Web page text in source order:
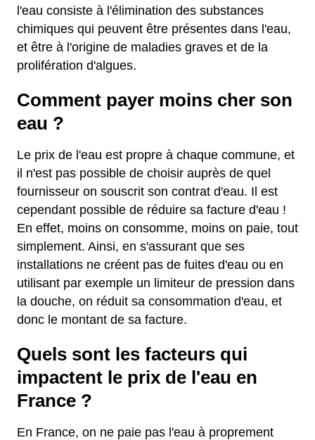
l'eau consiste à l'élimination des substances
chimiques qui peuvent être présentes dans l'eau,
et être à l'origine de maladies graves et de la
prolifération d'algues.
Comment payer moins cher son
eau ?
Le prix de l'eau est propre à chaque commune, et
il n'est pas possible de choisir auprès de quel
fournisseur on souscrit son contrat d'eau. Il est
cependant possible de réduire sa facture d'eau !
En effet, moins on consomme, moins on paie, tout
simplement. Ainsi, en s'assurant que ses
installations ne créent pas de fuites d'eau ou en
utilisant par exemple un limiteur de pression dans
la douche, on réduit sa consommation d'eau, et
donc le montant de sa facture.
Quels sont les facteurs qui
impactent le prix de l'eau en
France ?
En France, on ne paie pas l'eau à proprement